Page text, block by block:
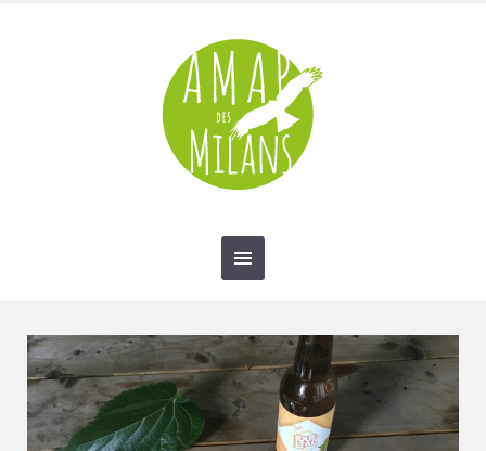
contact@amap-des-milans.fr